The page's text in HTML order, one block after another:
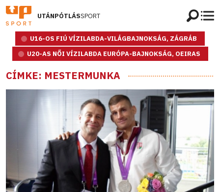
UTÁNPÓTLÁSSPORT
U16-OS FIÚ VÍZILABDA-VILÁGBAJNOKSÁG, ZÁGRÁB
U20-AS NŐI VÍZILABDA EURÓPA-BAJNOKSÁG, OEIRAS
CÍMKE: MESTERMUNKA